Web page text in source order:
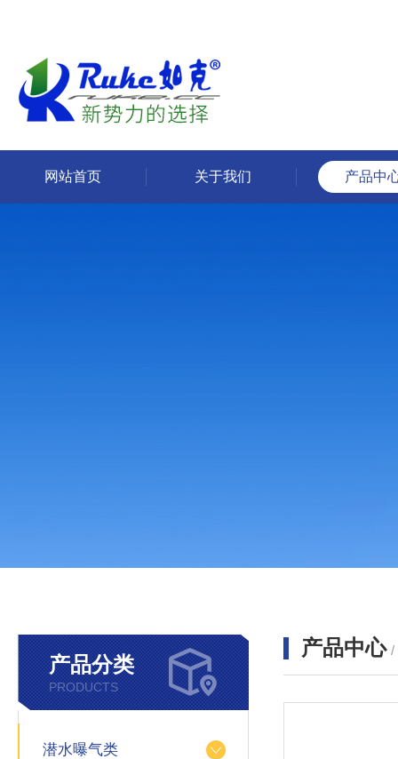
网站首页 关于我们 产品中
产品分类
PRODUCTS
潜水曝气类
产品中心 /